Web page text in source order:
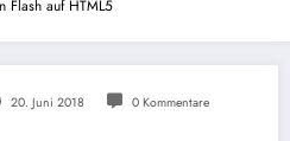
Flash auf HTML5
20. Juni 2018 0 Kommentare